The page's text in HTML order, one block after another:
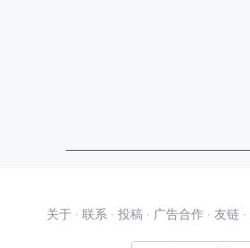
关于 · 联系 · 投稿 · 广告合作 · 友链 ·